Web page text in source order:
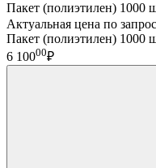
Пакет (полиэтилен) 1000
Актуальная цена по
Пакет (полиэтилен) 1000
6 10000₽